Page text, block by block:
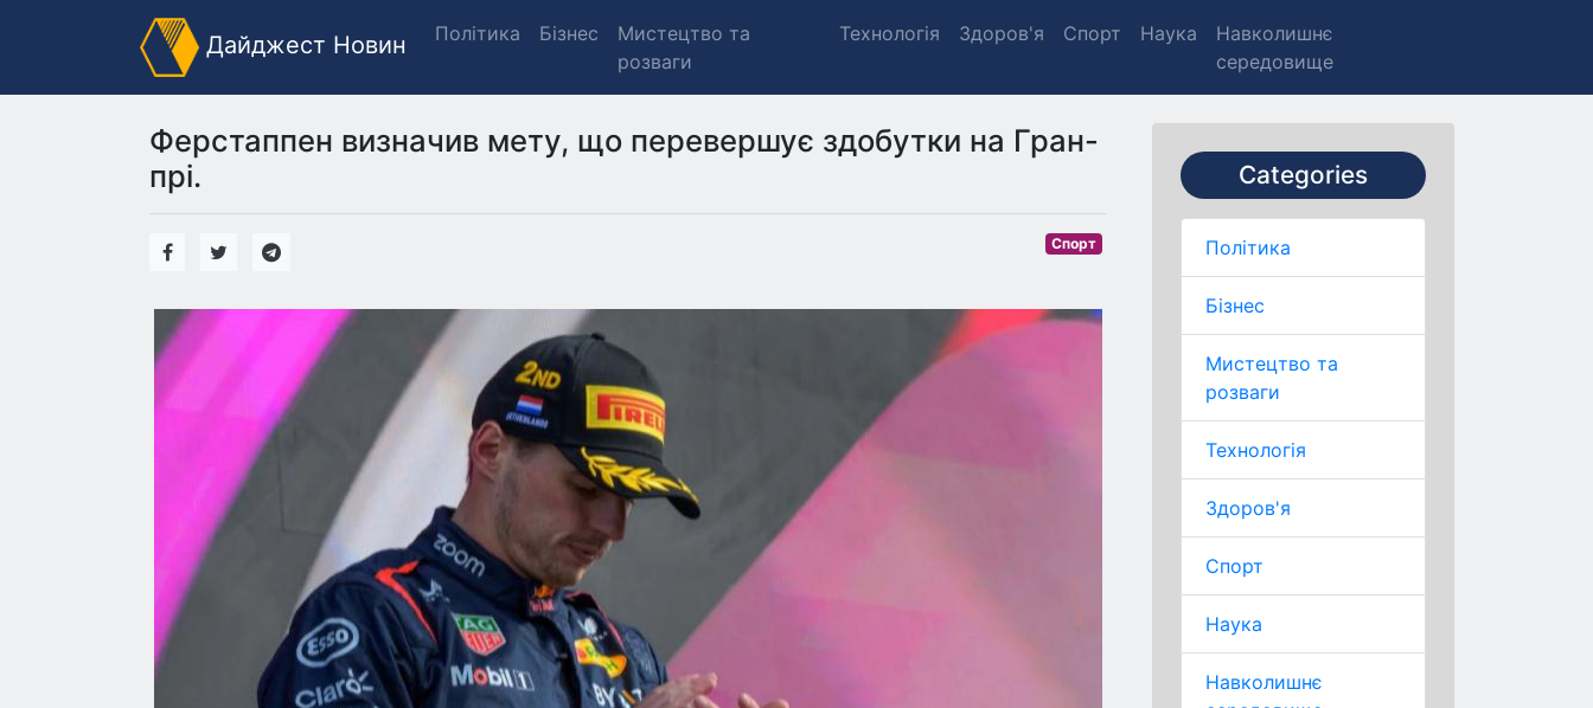
Дайджест Новин Політика Бізнес
Мистецтво та
розваги
Технологія Здоров'я Спорт Наука
Навколишнє
середовище
Categories
Політика
Бізнес
Мистецтво та
розваги
Технологія
Здоров'я
Спорт
Наука
Навколишнє
Ферстаппен визначив мету, що перевершує здобутки на Гран-
прі.
Спорт